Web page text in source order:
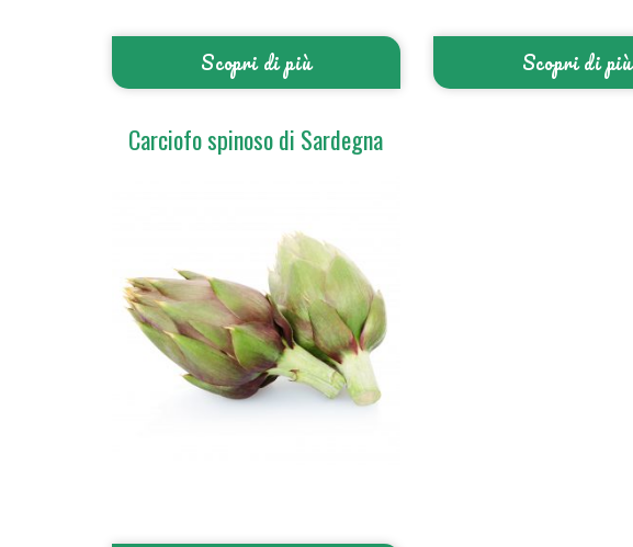
Scopri di più Scopri di più
Carciofo spinoso di Sardegna